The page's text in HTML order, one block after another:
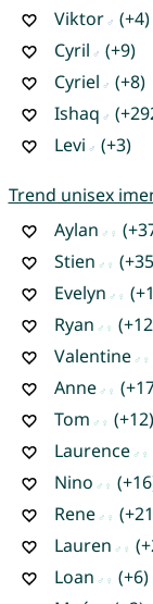
Viktor
(+4)
Cyril
(+9)
Cyriel
(+8)
Ishaq
Levi
(+3)
Trend unisex
Aylan
Stien
Evelyn
Ryan
Valentine
Anne
Tom
(+12)
Laurence
Nino
Rene
Lauren
Loan
(+6)